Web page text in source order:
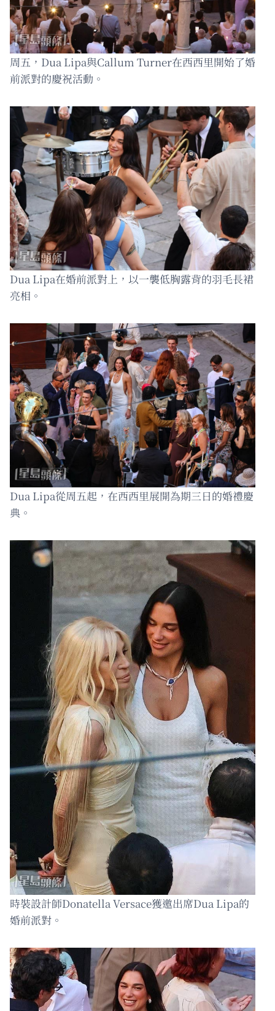
周五，Dua Lipa與Callum Turner在西西里開始了婚
前派對的慶祝活動。
Dua Lipa在婚前派對上，以一襲低胸露背的羽毛長裙
亮相。
Dua Lipa從周五起，在西西里展開為期三日的婚禮慶
典。
時裝設計師Donatella Versace獲邀出席Dua Lipa的
婚前派對。